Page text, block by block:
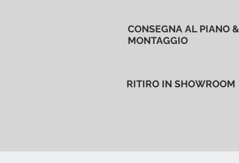
CONSEGNA AL PIANO &
MONTAGGIO
RITIRO IN SHOWROOM